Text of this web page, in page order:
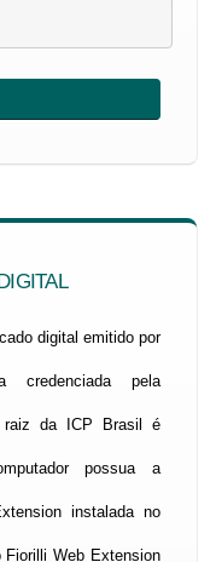
digital emitido por
credenciada pela
raiz da ICP Brasil é
possua a
instalada no
Web Extension